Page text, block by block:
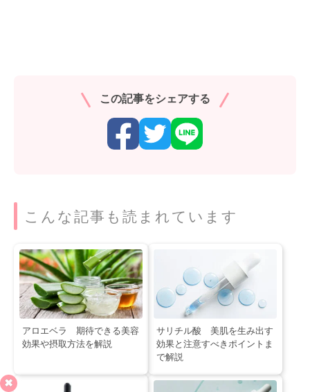
この記事をシェアする
こんな記事も読まれています
アロエベラ 期待できる美容
効果や摂取方法を解説
サリチル酸 美肌を生み出す
効果と注意すべきポイントま
で解説